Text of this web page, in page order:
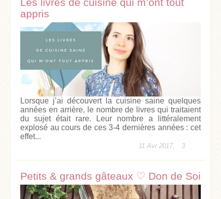
appris
Lorsque j’ai découvert la cuisine saine quelques
années en arrière, le nombre de livres qui traitaient
du sujet était rare. Leur nombre a littéralement
explosé au cours de ces 3-4 dernières années : cet
effet...
11 Avr 2017, 3
Petits & grands gâteaux ♡ Don de Soi